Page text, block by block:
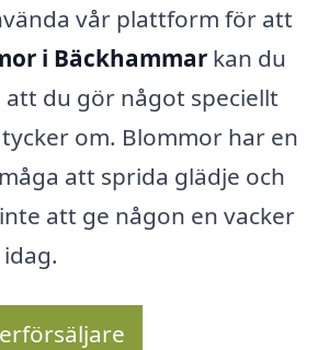
vår plattform för att
i Bäckhammar kan du
att du gör något speciellt
om. Blommor har en
att sprida glädje och
att ge någon en vacker